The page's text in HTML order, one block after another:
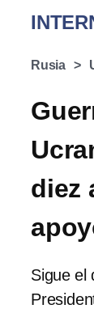
Rusia
diez
Sigue el